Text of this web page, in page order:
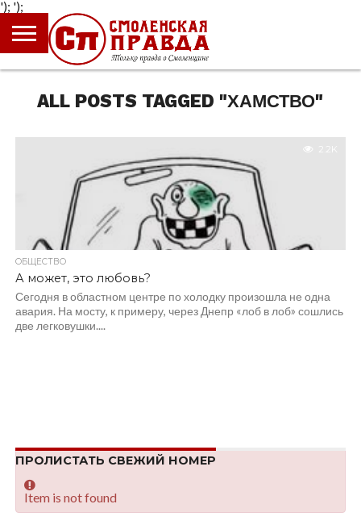
');
ГЛАВНАЯ
НОВОСТИ
ПРОИСШЕСТВИЯ
ПОЛИТИКА
КУЛЬТУРА
ЭКОНОМИКА
ОБЩЕСТВО
БЛОГИ
ALL POSTS TAGGED "ХАМСТВО"
2.2K
ОБЩЕСТВО
А может, это любовь?
Сегодня в областном центре по холодку произошла не одна
авария. На мосту, к примеру, через Днепр «лоб в лоб» сошлись
две легковушки....
ПРОЛИСТАТЬ СВЕЖИЙ НОМЕР
Item is not found
');